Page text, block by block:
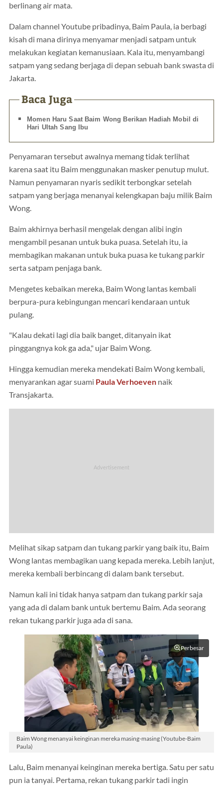
berlinang air mata.
Dalam channel Youtube pribadinya, Baim Paula, ia berbagi
kisah di mana dirinya menyamar menjadi satpam untuk
melakukan kegiatan kemanusiaan. Kala itu, menyambangi
satpam yang sedang berjaga di depan sebuah bank swasta di
Jakarta.
Baca Juga
Momen Haru Saat Baim Wong Berikan Hadiah Mobil di
Hari Ultah Sang Ibu
Penyamaran tersebut awalnya memang tidak terlihat
karena saat itu Baim menggunakan masker penutup mulut.
Namun penyamaran nyaris sedikit terbongkar setelah
satpam yang berjaga menanyai kelengkapan baju milik Baim
Wong.
Baim akhirnya berhasil mengelak dengan alibi ingin
mengambil pesanan untuk buka puasa. Setelah itu, ia
membagikan makanan untuk buka puasa ke tukang parkir
serta satpam penjaga bank.
Mengetes kebaikan mereka, Baim Wong lantas kembali
berpura-pura kebingungan mencari kendaraan untuk
pulang.
"Kalau dekati lagi dia baik banget, ditanyain ikat
pinggangnya kok ga ada," ujar Baim Wong.
Hingga kemudian mereka mendekati Baim Wong kembali,
menyarankan agar suami Paula Verhoeven naik
Transjakarta.
Melihat sikap satpam dan tukang parkir yang baik itu, Baim
Wong lantas membagikan uang kepada mereka. Lebih lanjut,
mereka kembali berbincang di dalam bank tersebut.
Namun kali ini tidak hanya satpam dan tukang parkir saja
yang ada di dalam bank untuk bertemu Baim. Ada seorang
rekan tukang parkir juga ada di sana.
Perbesar
Baim Wong menanyai keinginan mereka masing-masing (Youtube-Baim
Paula)
Lalu, Baim menanyai keinginan mereka bertiga. Satu per satu
pun ia tanyai. Pertama, rekan tukang parkir tadi ingin